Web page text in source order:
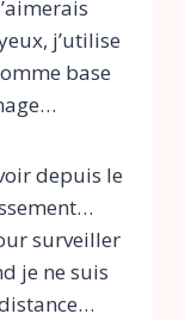
j’utilise
base
depuis le
surveiller
je ne suis